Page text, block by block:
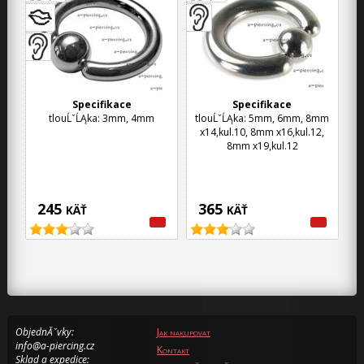
245 KÄŤ
Specifikace
tlouĹˇĹĄka: 3mm, 4mm
365 KÄŤ
Specifikace
tlouĹˇĹĄka: 5mm, 6mm, 8mm
x14,kul.10, 8mm x16,kul.12,
8mm x19,kul.12
ObjednĂˇvky:
info@a-piercing.cz
Sklad a expedice:
Jak nakupovat
Kontakt